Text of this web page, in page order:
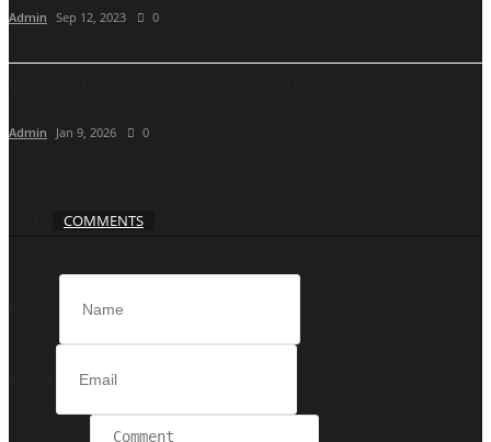
Admin Sep 12, 2023 0
Admin Jan 9, 2026 0
COMMENTS